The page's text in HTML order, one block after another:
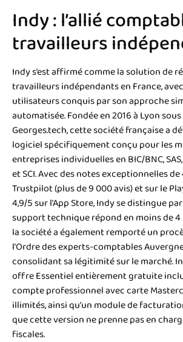
Indy : l’allié
travailleurs
Indy s’est affirmé comme la solution de
travailleurs indépendants en France,
utilisateurs conquis par son approche
automatisée. Fondée en 2016 à Lyon
Georges.tech, cette société française a
logiciel spécifiquement conçu pour les
entreprises individuelles en BIC/BNC, SAS,
et SCI. Avec des notes exceptionnelles
Trustpilot (plus de 9 000 avis) et sur le
4,9/5 sur l’App Store, Indy se distingue
support technique répond en moins de 4
la société a également remporté un
l’Ordre des experts-comptables
consolidant sa légitimité sur le marché.
offre Essentiel entièrement gratuite
compte professionnel avec carte
illimités, ainsi qu’un module de
que cette version ne prenne pas en
fiscales.